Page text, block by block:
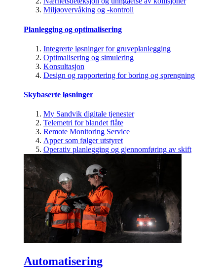
Miljøovervåking og -kontroll
Planlegging og optimalisering
Integrerte løsninger for gruveplanlegging
Optimalisering og simulering
Konsultasjon
Design og rapportering for boring og sprengning
Skybaserte løsninger
My Sandvik digitale tjenester
Telemetri for blandet flåte
Remote Monitoring Service
Apper som følger utstyret
Operativ planlegging og gjennomføring av skift
Automatisering